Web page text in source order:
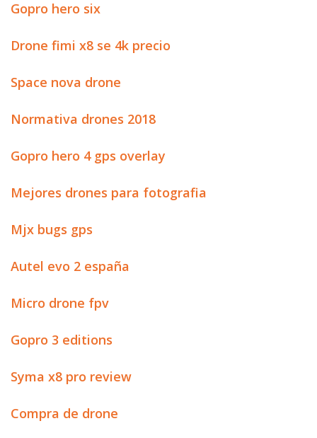
Gopro hero six
Drone fimi x8 se 4k precio
Space nova drone
Normativa drones 2018
Gopro hero 4 gps overlay
Mejores drones para fotografia
Mjx bugs gps
Autel evo 2 españa
Micro drone fpv
Gopro 3 editions
Syma x8 pro review
Compra de drone